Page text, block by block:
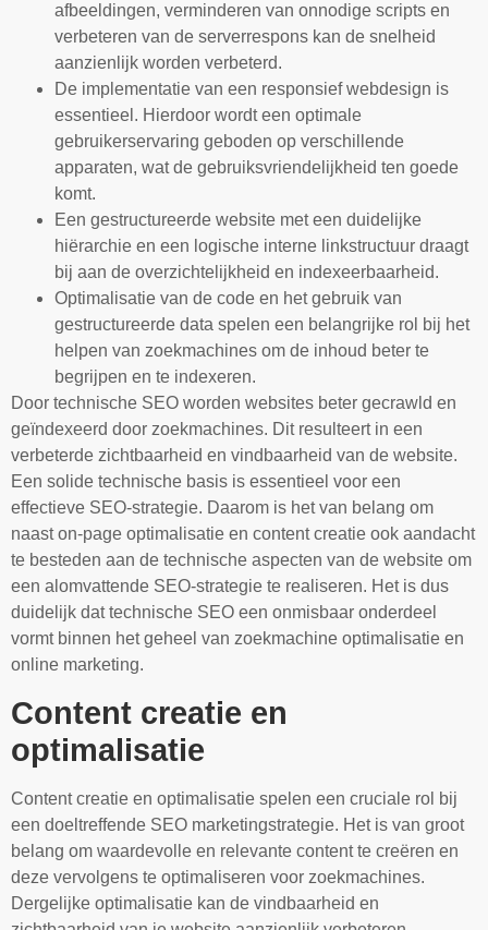
afbeeldingen, verminderen van onnodige scripts en
verbeteren van de serverrespons kan de snelheid
aanzienlijk worden verbeterd.
De implementatie van een responsief webdesign is
essentieel. Hierdoor wordt een optimale
gebruikerservaring geboden op verschillende
apparaten, wat de gebruiksvriendelijkheid ten goede
komt.
Een gestructureerde website met een duidelijke
hiërarchie en een logische interne linkstructuur draagt
bij aan de overzichtelijkheid en indexeerbaarheid.
Optimalisatie van de code en het gebruik van
gestructureerde data spelen een belangrijke rol bij het
helpen van zoekmachines om de inhoud beter te
begrijpen en te indexeren.
Door technische SEO worden websites beter gecrawld en
geïndexeerd door zoekmachines. Dit resulteert in een
verbeterde zichtbaarheid en vindbaarheid van de website.
Een solide technische basis is essentieel voor een
effectieve SEO-strategie. Daarom is het van belang om
naast on-page optimalisatie en content creatie ook aandacht
te besteden aan de technische aspecten van de website om
een alomvattende SEO-strategie te realiseren. Het is dus
duidelijk dat technische SEO een onmisbaar onderdeel
vormt binnen het geheel van zoekmachine optimalisatie en
online marketing.
Content creatie en
optimalisatie
Content creatie en optimalisatie spelen een cruciale rol bij
een doeltreffende SEO marketingstrategie. Het is van groot
belang om waardevolle en relevante content te creëren en
deze vervolgens te optimaliseren voor zoekmachines.
Dergelijke optimalisatie kan de vindbaarheid en